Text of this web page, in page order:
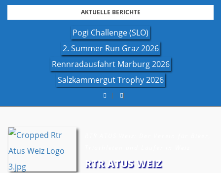
Skip
AKTUELLE BERICHTE
Pogi Challenge (SLO)
2. Summer Run Graz 2026
Rennradausfahrt Marburg 2026
Salzkammergut Trophy 2026
RTR ATUS WEIZ